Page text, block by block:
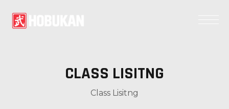
CLASS LISITNG
Class Lisitng